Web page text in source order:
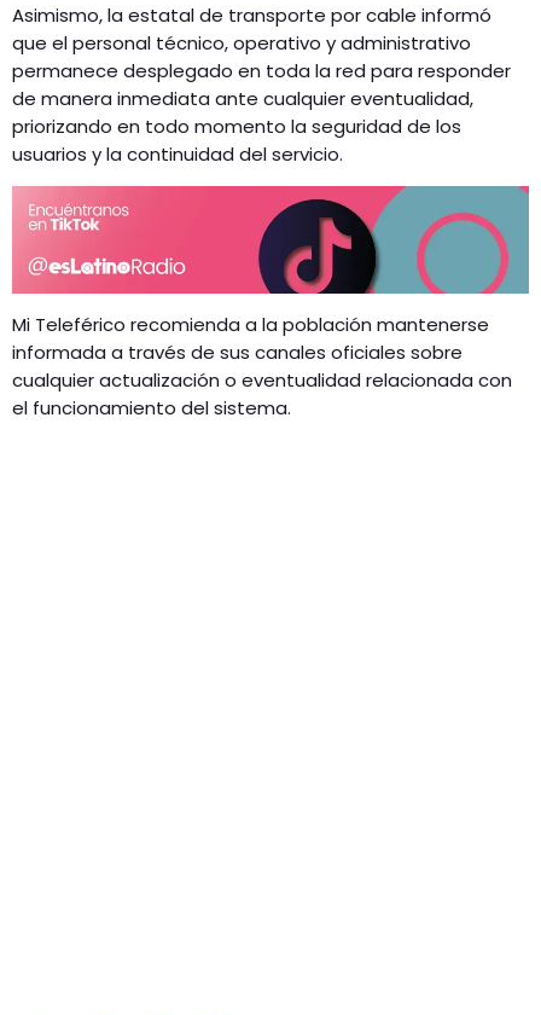
Asimismo, la estatal de transporte por cable informó
que el personal técnico, operativo y administrativo
permanece desplegado en toda la red para responder
de manera inmediata ante cualquier eventualidad,
priorizando en todo momento la seguridad de los
usuarios y la continuidad del servicio.
Mi Teleférico recomienda a la población mantenerse
informada a través de sus canales oficiales sobre
cualquier actualización o eventualidad relacionada con
el funcionamiento del sistema.